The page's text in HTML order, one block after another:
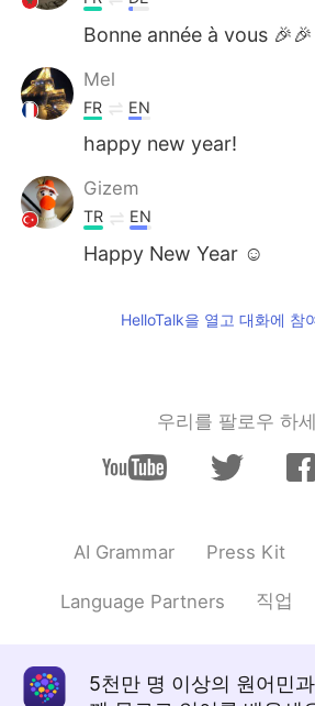
Bonne année à vous 🎉🎉
Mel
FR EN
happy new year!
Gizem
TR EN
Happy New Year ☺️
HelloTalk을 열고 대화에 참
우리를 팔로우 하
AI Grammar Press Kit
Language Partners 직업
5천만 명 이상의 원어민